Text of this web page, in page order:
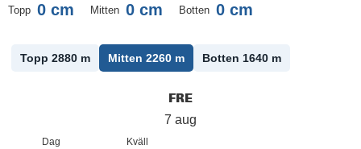
Topp 0 cm Mitten 0 cm Botten 0 cm
Topp 2880 m Mitten 2260 m Botten 1640 m
FRE
7 aug
Dag Kväll